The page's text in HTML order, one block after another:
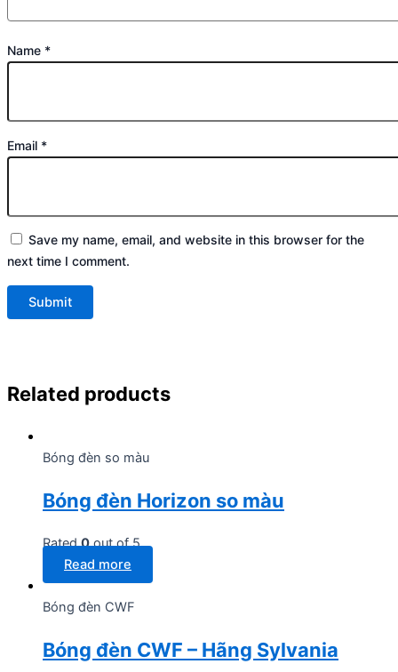
Name *
Email *
Save my name, email, and website in this browser for the
next time I comment.
Related products
Bóng đèn so màu
Bóng đèn Horizon so màu
Rated0out of 5
Read more
Bóng đèn CWF
Bóng đèn CWF – Hãng Sylvania